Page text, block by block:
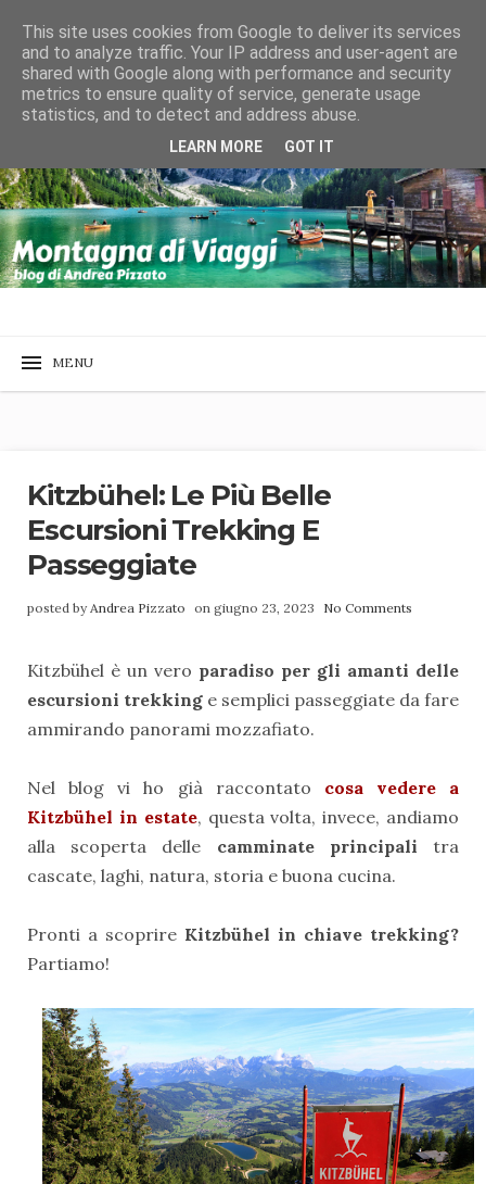
Kitzbühel: Le Più Belle
Escursioni Trekking E
Passeggiate
posted by Andrea Pizzato on giugno 23, 2023 No Comments
Kitzbühel è un vero paradiso per gli amanti delle
escursioni trekking e semplici passeggiate da fare
ammirando panorami mozzafiato.
Nel blog vi ho già raccontato cosa vedere a
Kitzbühel in estate, questa volta, invece, andiamo
alla scoperta delle camminate principalitra
cascate, laghi, natura, storia e buona cucina.
Pronti a scoprire Kitzbühel in chiave trekking?
Partiamo!
This site uses cookies from Google to deliver its services
and to analyze traffic. Your IP address and user-agent are
shared with Google along with performance and security
metrics to ensure quality of service, generate usage
statistics, and to detect and address abuse.
LEARN MORE GOT IT